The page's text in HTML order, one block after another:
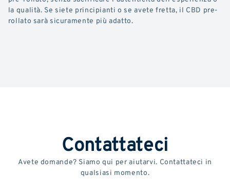
la qualità. Se siete principianti o se avete fretta, il CBD pre-
rollato sarà sicuramente più adatto.
Contattateci
Avete domande? Siamo qui per aiutarvi. Contattateci in
qualsiasi momento.